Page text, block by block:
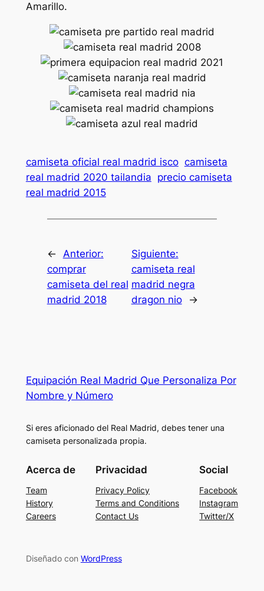
Amarillo.
camiseta oficial real madrid isco camiseta
real madrid 2020 tailandia precio camiseta
real madrid 2015
←
Anterior:
comprar
camiseta del real
madrid 2018
Siguiente:
camiseta real
madrid negra
dragon nio
→
Equipación Real Madrid Que Personaliza Por
Nombre y Número
Si eres aficionado del Real Madrid, debes tener una
camiseta personalizada propia.
Acerca de
Team
History
Careers
Privacidad
Privacy Policy
Terms and Conditions
Contact Us
Social
Facebook
Instagram
Twitter/X
Diseñado con WordPress